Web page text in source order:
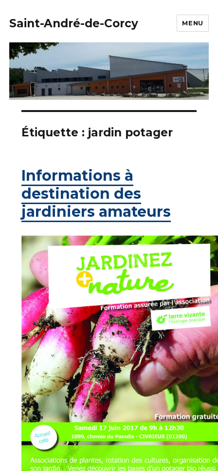
Saint-André-de-Corcy MENU
Étiquette : jardin potager
Informations à
destination des
jardiniers amateurs